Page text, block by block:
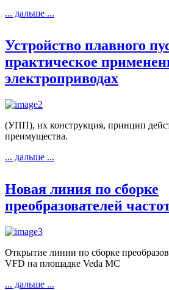
... дальше ...
Устройство плавного
практическое
электроприводах
(УПП), их конструкция, принцип
преимущества.
... дальше ...
Новая линия по сборке
преобразователей
Открытие линии по сборке
VFD на площадке Veda MC
... дальше ...